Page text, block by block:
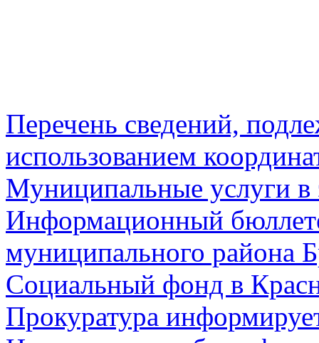
Перечень сведений,
использованием
Муниципальные услуги в
Информационный
муниципального района
Социальный фонд в
Прокуратура